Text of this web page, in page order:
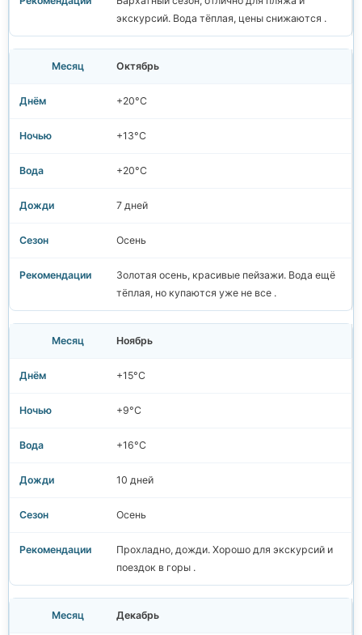
экскурсий. Вода тёплая, цены снижаются .
Октябрь
+20°C
+13°C
+20°C
7 дней
Осень
Золотая осень, красивые пейзажи. Вода ещё
тёплая, но купаются уже не все .
Ноябрь
+15°C
+9°C
+16°C
10 дней
Осень
Прохладно, дожди. Хорошо для экскурсий и
поездок в горы .
Декабрь